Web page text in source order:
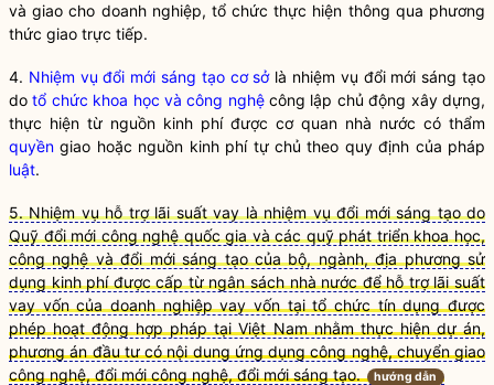
và giao cho doanh nghiệp, tổ chức thực hiện thông qua phương
thức giao trực tiếp.
4. Nhiệm vụ đổi mới sáng tạo cơ sởlà nhiệm vụ đổi mới sáng tạo
dotổ chức khoa học và công nghệcông lập chủ động xây dựng,
thực hiện từ nguồn kinh phí được cơ quan nhà nước có thẩm
quyền giao hoặc nguồn kinh phí tự chủ theo quy định của pháp
luật.
5. Nhiệm vụ hỗ trợ lãi suất vay là nhiệm vụ đổi mới sáng tạo do
Quỹ đổi mới công nghệ quốc gia và các quỹ phát triển khoa học,
công nghệ và đổi mới sáng tạo của bộ, ngành, địa phương sử
dụng kinh phí được cấp từ ngân sách nhà nước để hỗ trợ lãi suất
vay vốn của doanh nghiệp vay vốn tại tổ chức tín dụng được
phép hoạt động hợp pháp tại Việt Nam nhằm thực hiện dự án,
phương án đầu tư có nội dung ứng dụng công nghệ, chuyển giao
công nghệ, đổi mới công nghệ, đổi mới sáng tạo.
hướng dẫn